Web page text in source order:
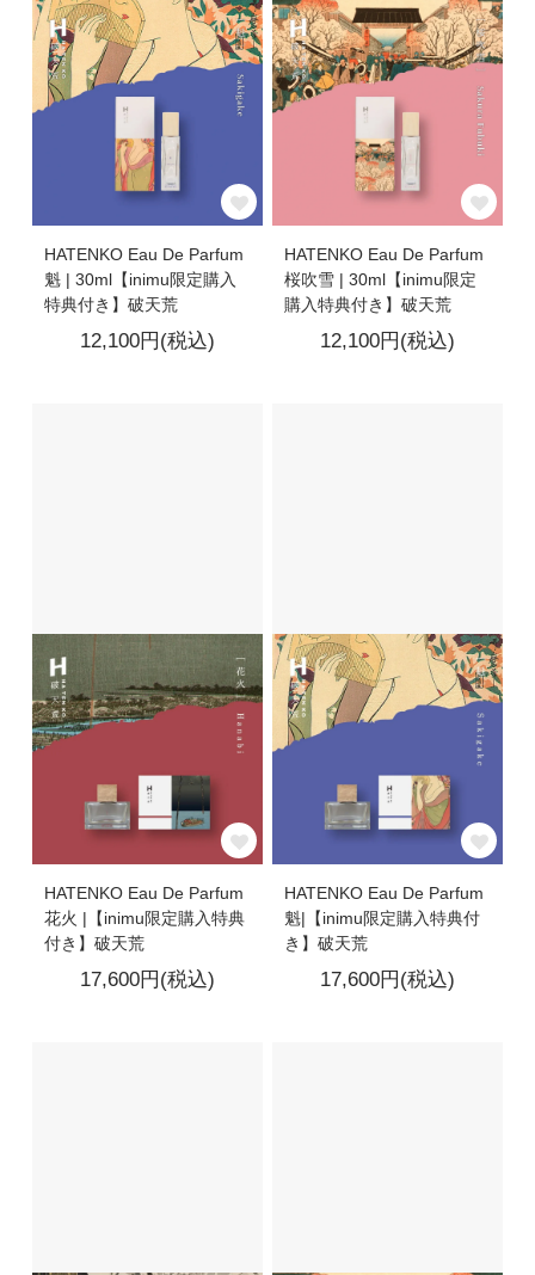
HATENKO Eau De Parfum
魁 | 30ml【inimu限定購入
特典付き】破天荒
12,100円(税込)
HATENKO Eau De Parfum
桜吹雪 | 30ml【inimu限定
購入特典付き】破天荒
12,100円(税込)
HATENKO Eau De Parfum
花火 |【inimu限定購入特典
付き】破天荒
17,600円(税込)
HATENKO Eau De Parfum
魁|【inimu限定購入特典付
き】破天荒
17,600円(税込)